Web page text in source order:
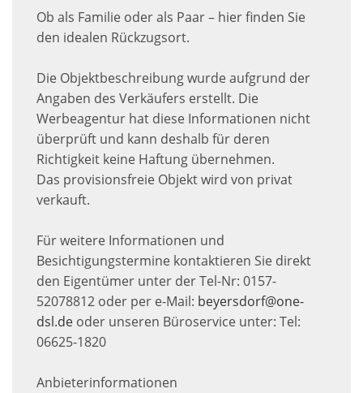
Ob als Familie oder als Paar – hier finden Sie
den idealen Rückzugsort.
Die Objektbeschreibung wurde aufgrund der
Angaben des Verkäufers erstellt. Die
Werbeagentur hat diese Informationen nicht
überprüft und kann deshalb für deren
Richtigkeit keine Haftung übernehmen.
Das provisionsfreie Objekt wird von privat
verkauft.
Für weitere Informationen und
Besichtigungstermine kontaktieren Sie direkt
den Eigentümer unter der Tel-Nr: 0157-
52078812 oder per e-Mail: beyersdorf@one-
dsl.de oder unseren Büroservice unter: Tel:
06625-1820
Anbieterinformationen